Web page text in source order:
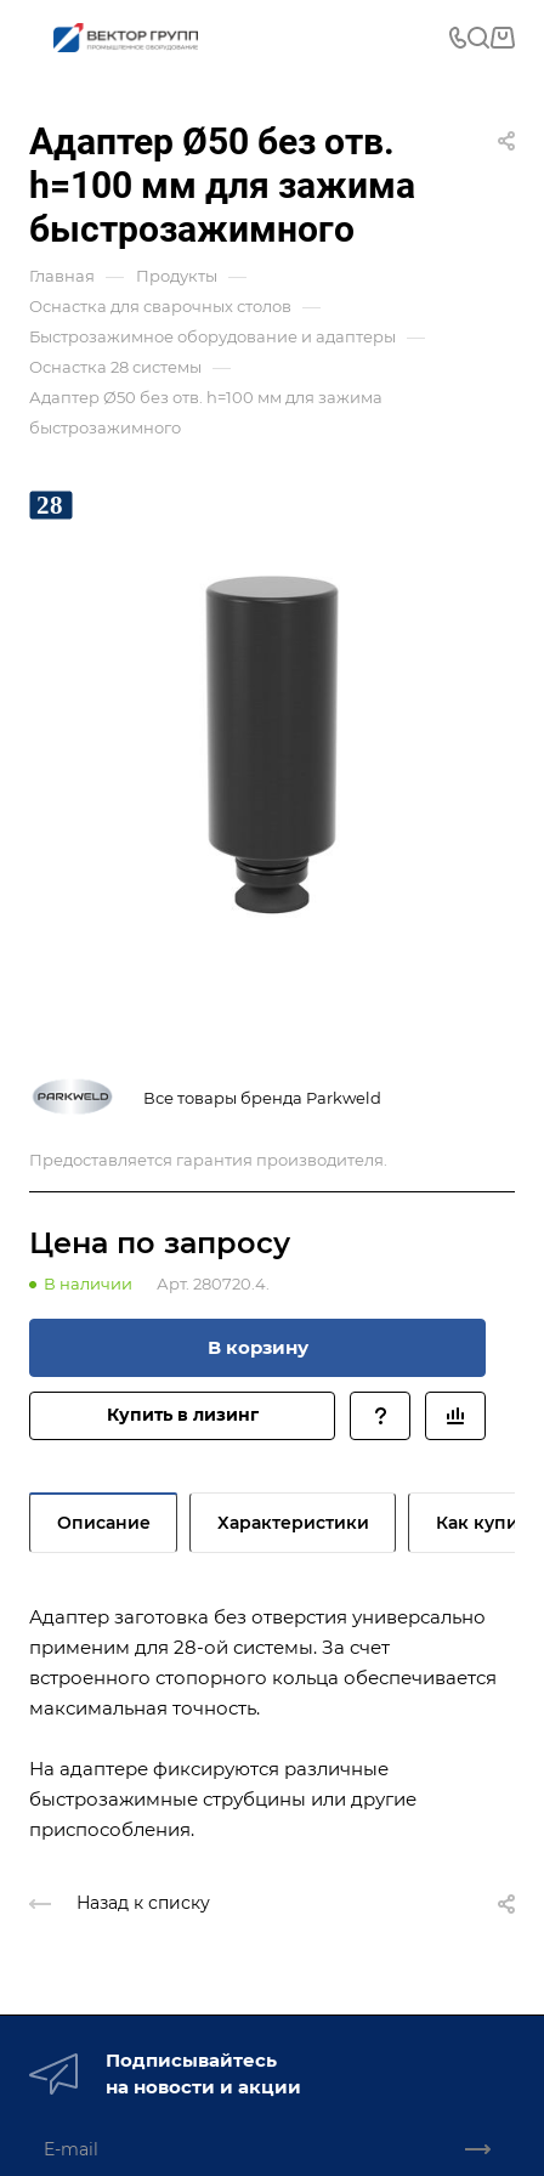
Адаптер Ø50 без отв.
h=100 мм для зажима
быстрозажимного
Главная — Продукты —
Оснастка для сварочных столов —
Быстрозажимное оборудование и адаптеры —
Оснастка 28 системы —
Адаптер Ø50 без отв. h=100 мм для зажима
быстрозажимного
Все товары бренда Parkweld
Предоставляется гарантия производителя.
Цена по запросу
В наличии Арт. 280720.4.
В корзину
Купить в лизинг
Описание Характеристики Как купить
Адаптер заготовка без отверстия универсально
применим для 28-ой системы. За счет
встроенного стопорного кольца обеспечивается
максимальная точность.
На адаптере фиксируются различные
быстрозажимные струбцины или другие
приспособления.
Назад к списку
Подписывайтесь
на новости и акции